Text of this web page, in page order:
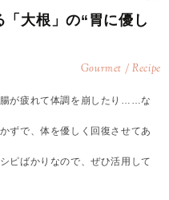
大根」の“胃に優し
Gourmet / Recipe
が疲れて体調を崩したり……な
ずで、体を優しく回復させてあ
ピばかりなので、ぜひ活用して